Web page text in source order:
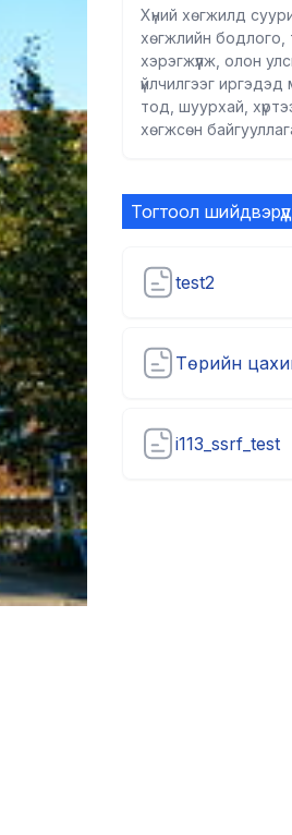
Хүний хөгжилд
хөгжлийн бодлого,
хэрэгжүүлж, олон
үйлчилгээг
тод, шуурхай,
хөгжсөн
Тогтоол шийдвэрүүд
test2
Төрийн
i113_ssrf_test